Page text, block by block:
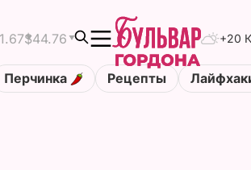
$44.76 +20
Перчинка Рецепты